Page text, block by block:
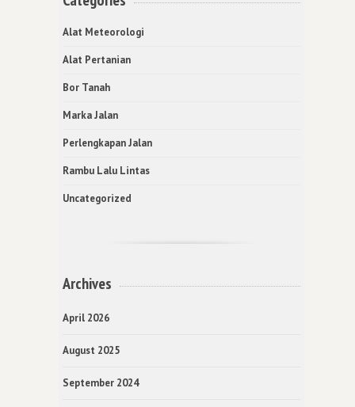
Alat Meteorologi
Alat Pertanian
Bor Tanah
Marka Jalan
Perlengkapan Jalan
Rambu Lalu Lintas
Uncategorized
Archives
April 2026
August 2025
September 2024